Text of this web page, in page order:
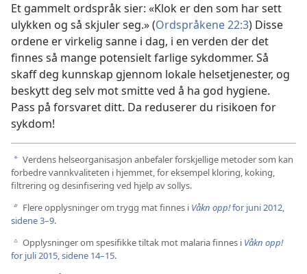
Et gammelt ordspråk sier: «Klok er den som har sett
ulykken og så skjuler seg.» (Ordspråkene 22:3) Disse
ordene er virkelig sanne i dag, i en verden der det
finnes så mange potensielt farlige sykdommer. Så
skaff deg kunnskap gjennom lokale helsetjenester, og
beskytt deg selv mot smitte ved å ha god hygiene.
Pass på forsvaret ditt. Da reduserer du risikoen for
sykdom!
a Verdens helseorganisasjon anbefaler forskjellige metoder som kan
forbedre vannkvaliteten i hjemmet, for eksempel kloring, koking,
filtrering og desinfisering ved hjelp av sollys.
b Flere opplysninger om trygg mat finnes i Våkn opp!for juni 2012,
sidene 3–9.
c Opplysninger om spesifikke tiltak mot malaria finnes i Våkn opp!
for juli 2015, sidene 14–15.